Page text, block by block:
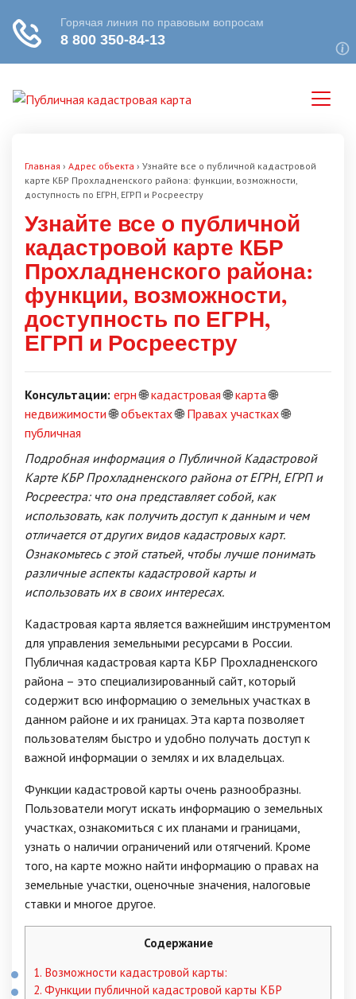
Главная › Адрес объекта › Узнайте все о публичной кадастровой
карте КБР Прохладненского района: функции, возможности,
доступность по ЕГРН, ЕГРП и Росреестру
Узнайте все о публичной
кадастровой карте КБР
Прохладненского района:
функции, возможности,
доступность по ЕГРН,
ЕГРП и Росреестру
Консультации: егрн🌐кадастровая🌐карта🌐
недвижимости🌐объектах🌐Правах участках🌐
публичная
Подробная информация о Публичной Кадастровой
Карте КБР Прохладненского района от ЕГРН, ЕГРП и
Росреестра: что она представляет собой, как
использовать, как получить доступ к данным и чем
отличается от других видов кадастровых карт.
Ознакомьтесь с этой статьей, чтобы лучше понимать
различные аспекты кадастровой карты и
использовать их в своих интересах.
Кадастровая карта является важнейшим инструментом
для управления земельными ресурсами в России.
Публичная кадастровая карта КБР Прохладненского
района – это специализированный сайт, который
содержит всю информацию о земельных участках в
данном районе и их границах. Эта карта позволяет
пользователям быстро и удобно получать доступ к
важной информации о землях и их владельцах.
Функции кадастровой карты очень разнообразны.
Пользователи могут искать информацию о земельных
участках, ознакомиться с их планами и границами,
узнать о наличии ограничений или отягчений. Кроме
того, на карте можно найти информацию о правах на
земельные участки, оценочные значения, налоговые
ставки и многое другое.
Содержание
1. Возможности кадастровой карты:
2. Функции публичной кадастровой карты КБР